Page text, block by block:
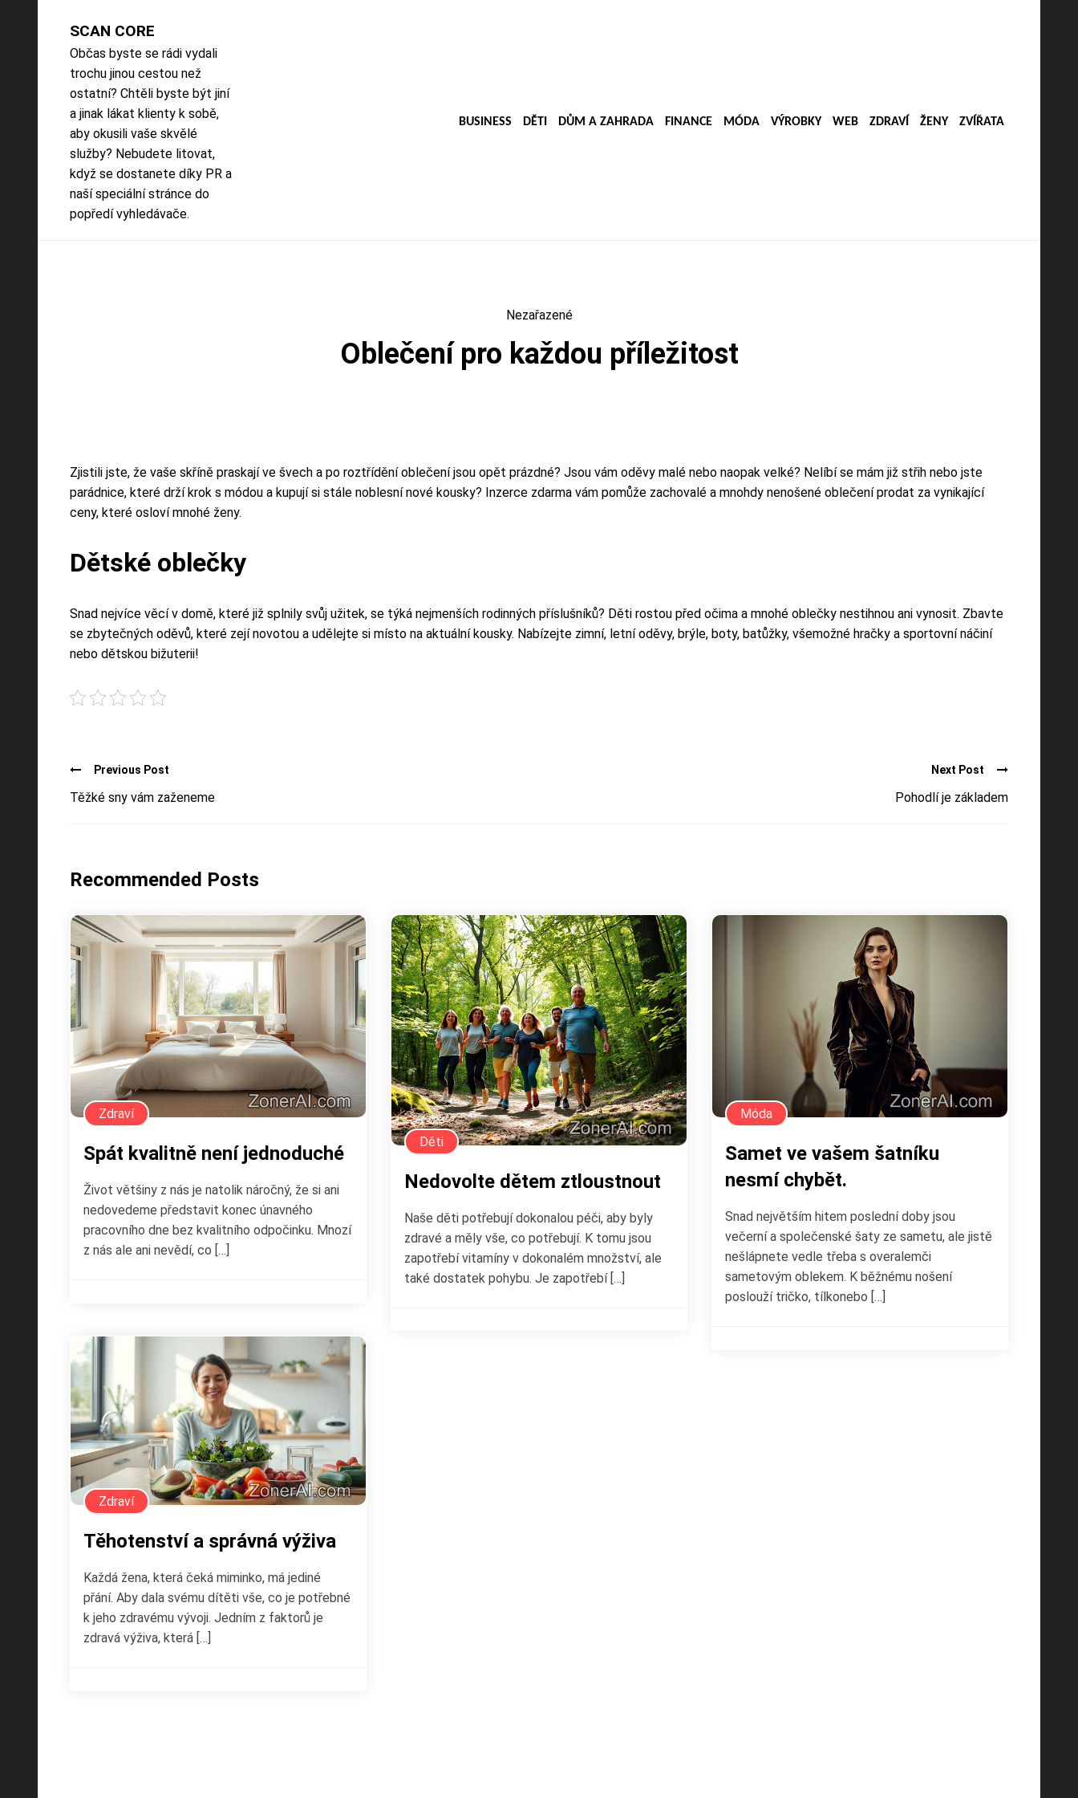
SCAN CORE
Občas byste se rádi vydali
trochu jinou cestou než
ostatní? Chtěli byste být jiní
a jinak lákat klienty k sobě,
aby okusili vaše skvělé
služby? Nebudete litovat,
když se dostanete díky PR a
naší speciální stránce do
popředí vyhledávače.
BUSINESS DĚTI DŮM A ZAHRADA FINANCE MÓDA VÝROBKY WEB ZDRAVÍ ŽENY ZVÍŘATA
Nezařazené
Oblečení pro každou příležitost
Zjistili jste, že vaše skříně praskají ve švech a po roztřídění oblečení jsou opět prázdné? Jsou vám oděvy malé nebo naopak velké? Nelíbí se mám již střih nebo jste
parádnice, které drží krok s módou a kupují si stále noblesní nové kousky? Inzerce zdarma vám pomůže zachovalé a mnohdy nenošené oblečení prodat za vynikající
ceny, které osloví mnohé ženy.
Dětské oblečky
Snad nejvíce věcí v domě, které již splnily svůj užitek, se týká nejmenších rodinných příslušníků? Děti rostou před očima a mnohé oblečky nestihnou ani vynosit. Zbavte
se zbytečných oděvů, které zejí novotou a udělejte si místo na aktuální kousky. Nabízejte zimní, letní oděvy, brýle, boty, batůžky, všemožné hračky a sportovní náčiní
nebo dětskou bižuterii!
Previous Post
Těžké sny vám zaženeme
Next Post
Pohodlí je základem
Recommended Posts
Zdraví
Spát kvalitně není jednoduché
Život většiny z nás je natolik náročný, že si ani
nedovedeme představit konec únavného
pracovního dne bez kvalitního odpočinku. Mnozí
z nás ale ani nevědí, co […]
Děti
Nedovolte dětem ztloustnout
Naše děti potřebují dokonalou péči, aby byly
zdravé a měly vše, co potřebují. K tomu jsou
zapotřebí vitamíny v dokonalém množství, ale
také dostatek pohybu. Je zapotřebí […]
Móda
Samet ve vašem šatníku
nesmí chybět.
Snad největším hitem poslední doby jsou
večerní a společenské šaty ze sametu, ale jistě
nešlápnete vedle třeba s overalemči
sametovým oblekem. K běžnému nošení
poslouží tričko, tílkonebo […]
Zdraví
Těhotenství a správná výživa
Každá žena, která čeká miminko, má jediné
přání. Aby dala svému dítěti vše, co je potřebné
k jeho zdravému vývoji. Jedním z faktorů je
zdravá výživa, která […]